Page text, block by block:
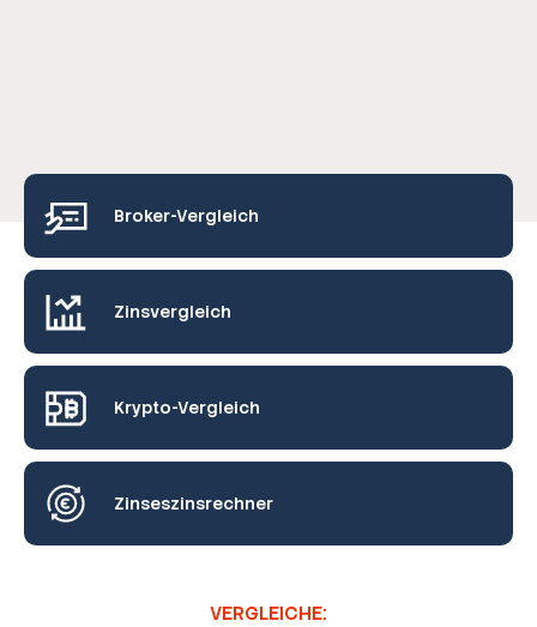
Broker-Vergleich
Zinsvergleich
Krypto-Vergleich
Zinseszinsrechner
VERGLEICHE: